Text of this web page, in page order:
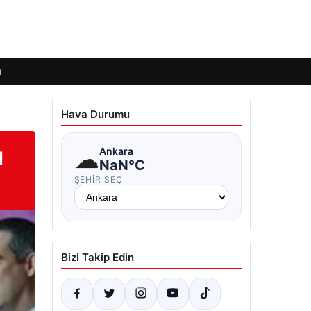
Hava Durumu
☁Ankara
NaN°C
ŞEHIR SEÇ
Bizi Takip Edin